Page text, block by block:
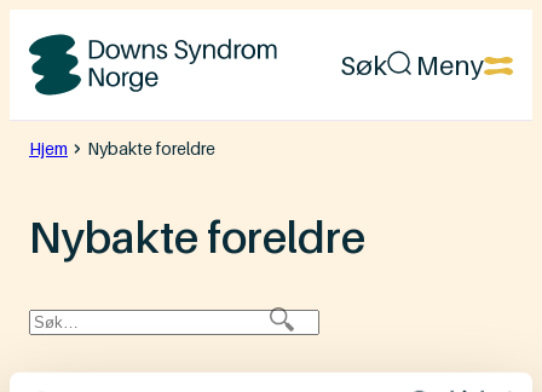
Hopp
Downs
Syndrom
Søk Meny
Hjem Nybakte foreldre
Nybakte foreldre